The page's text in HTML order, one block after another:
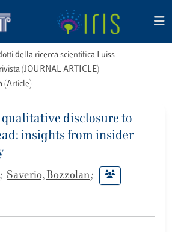
della ricerca scientifica Luiss
(JOURNAL ARTICLE)
(Article)
disclosure to
insights from insider
; Saverio, Bozzolan;